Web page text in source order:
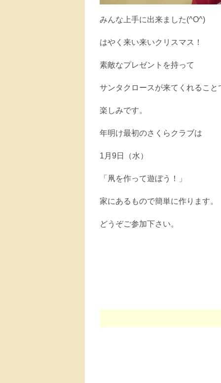
みんな上手に出来ました(^O^)
はやく来い来いクリスマス！
素敵なプレゼントを持って
サンタクロースが来てくれること
楽しみです。
年明け最初のさくらクラブは
1月9日（水）
「凧を作って遊ぼう！」
家にあるもので簡単に作ります。
どうぞご参加下さい。